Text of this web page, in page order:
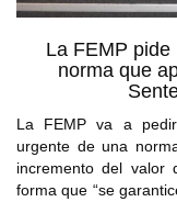
La FEMP pide
norma que
La FEMP va a
urgente de una
incremento del valor
forma que “se